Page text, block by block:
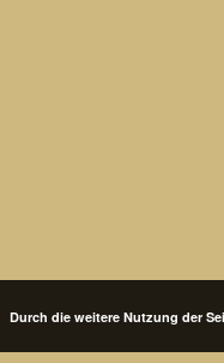
Durch die weitere Nutzung der